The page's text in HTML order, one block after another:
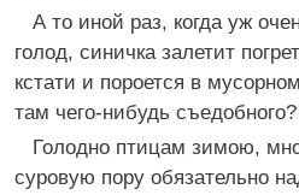
А то иной раз, когда уж
голод, синичка залетит
кстати и пороется в
там чего-нибудь съедобного?
Голодно птицам зимою,
суровую пору обязательно